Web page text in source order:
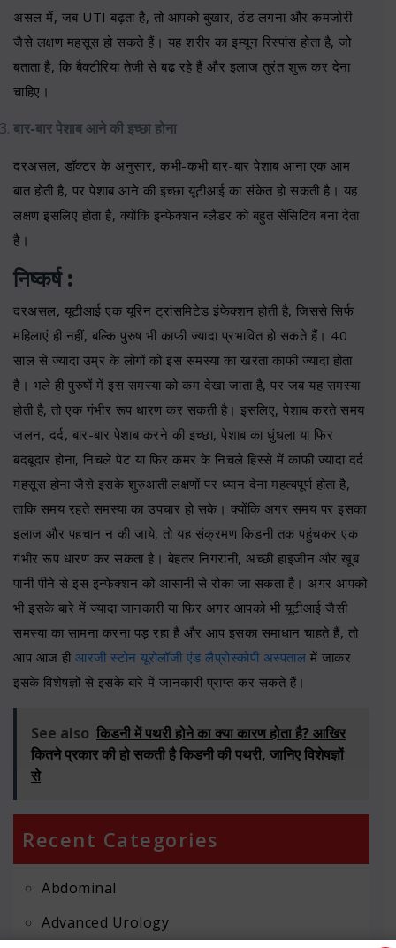
असल में, जब UTI बढ़ता है, तो आपको बुखार, ठंड लगना और कमजोरी
जैसे लक्षण महसूस हो सकते हैं। यह शरीर का इम्यून रिस्पांस होता है, जो
बताता है, कि बैक्टीरिया तेजी से बढ़ रहे हैं और इलाज तुरंत शुरू कर देना
चाहिए।
बार-बार पेशाब आने की इच्छा होना
दरअसल, डॉक्टर के अनुसार, कभी-कभी बार-बार पेशाब आना एक आम
बात होती है, पर पेशाब आने की इच्छा यूटीआई का संकेत हो सकती है। यह
लक्षण इसलिए होता है, क्योंकि इन्फेक्शन ब्लैडर को बहुत सेंसिटिव बना देता
है।
निष्कर्ष :
दरअसल, यूटीआई एक यूरिन ट्रांसमिटेड इंफेक्शन होती है, जिससे सिर्फ
महिलाएं ही नहीं, बल्कि पुरुष भी काफी ज्यादा प्रभावित हो सकते हैं। 40
साल से ज्यादा उम्र के लोगों को इस समस्या का खरता काफी ज्यादा होता
है। भले ही पुरुषों में इस समस्या को कम देखा जाता है, पर जब यह समस्या
होती है, तो एक गंभीर रूप धारण कर सकती है। इसलिए, पेशाब करते समय
जलन, दर्द, बार-बार पेशाब करने की इच्छा, पेशाब का धुंधला या फिर
बदबूदार होना, निचले पेट या फिर कमर के निचले हिस्से में काफी ज्यादा दर्द
महसूस होना जैसे इसके शुरुआती लक्षणों पर ध्यान देना महत्वपूर्ण होता है,
ताकि समय रहते समस्या का उपचार हो सके। क्योंकि अगर समय पर इसका
इलाज और पहचान न की जाये, तो यह संक्रमण किडनी तक पहुंचकर एक
गंभीर रूप धारण कर सकता है। बेहतर निगरानी, अच्छी हाइजीन और खूब
पानी पीने से इस इन्फेक्शन को आसानी से रोका जा सकता है। अगर आपको
भी इसके बारे में ज्यादा जानकारी या फिर अगर आपको भी यूटीआई जैसी
समस्या का सामना करना पड़ रहा है और आप इसका समाधान चाहते हैं, तो
आप आज ही आरजी स्टोन यूरोलॉजी एंड लैप्रोस्कोपी अस्पताल में जाकर
इसके विशेषज्ञों से इसके बारे में जानकारी प्राप्त कर सकते हैं।
See also किडनी में पथरी होने का क्या कारण होता है? आखिर
कितने प्रकार की हो सकती है किडनी की पथरी, जानिए विशेषज्ञों
से
Recent Categories
Abdominal
Advanced Urology